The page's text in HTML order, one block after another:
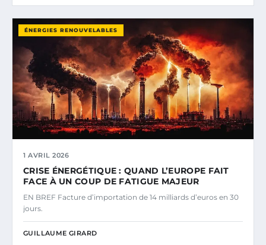
ÉNERGIES RENOUVELABLES
1 AVRIL 2026
CRISE ÉNERGÉTIQUE : QUAND L’EUROPE FAIT
FACE À UN COUP DE FATIGUE MAJEUR
EN BREF Facture d’importation de 14 milliards d’euros en 30
jours.
GUILLAUME GIRARD